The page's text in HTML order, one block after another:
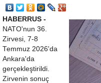
HABERRUS -
NATO'nun 36.
Zirvesi, 7-8
Temmuz 2026'da
Ankara'da
gerçekleştirildi.
Zirvenin sonuç